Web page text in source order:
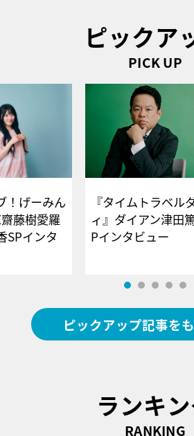
ピックア
PICK UP
！げーみん
藤樹愛羅
SPインタ
『タイムトラベル
ィ』ダイアン津田
Pインタビ
ピックアップ記事を
ランキ
RANKING